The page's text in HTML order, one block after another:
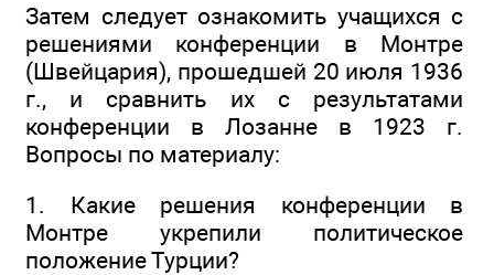
Затем следует ознакомить учащихся с
решениями конференции в Монтре
(Швейцария), прошедшей 20 июля 1936
г., и сравнить их с результатами
конференции в Лозанне в 1923 г.
Вопросы по материалу:
1. Какие решения конференции в
Монтре укрепили политическое
положение Турции?